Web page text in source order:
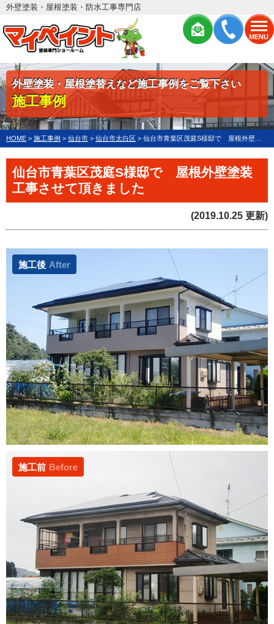
MENU
外壁塗装・屋根塗装・防水工事専門店
外壁塗装・屋根塗替えなど施工事例をご覧下さい
施工事例
HOME > 施工事例 > 仙台市 > 仙台市太白区 > 仙台市青葉区茂庭S様邸で 屋根外壁塗装工事させて頂きました
仙台市青葉区茂庭S様邸で 屋根外壁塗装
工事させて頂きました
(2019.10.25 更新)
施工後 After
施工前 Before